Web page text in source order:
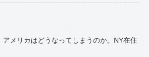
メリカはどうなってしまうのか。NY在住